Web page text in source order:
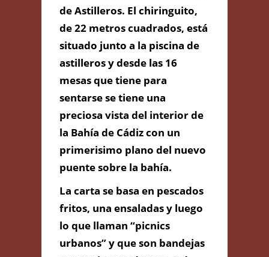
de Astilleros. El chiringuito,
de 22 metros cuadrados, está
situado junto a la piscina de
astilleros y desde las 16
mesas que tiene para
sentarse se tiene una
preciosa vista del interior de
la Bahía de Cádiz con un
primerisimo plano del nuevo
puente sobre la bahía.
La carta se basa en pescados
fritos, una ensaladas y luego
lo que llaman “picnics
urbanos” y que son bandejas
Información de
Contacto
ASTILLEROS S/N (MUY CERCA DEL
EL CORTE INGLES Y EL PARQUE DE
BOMBEROS)., Cádiz, Cádiz
652 30 02 94
Contacta con Nosotros